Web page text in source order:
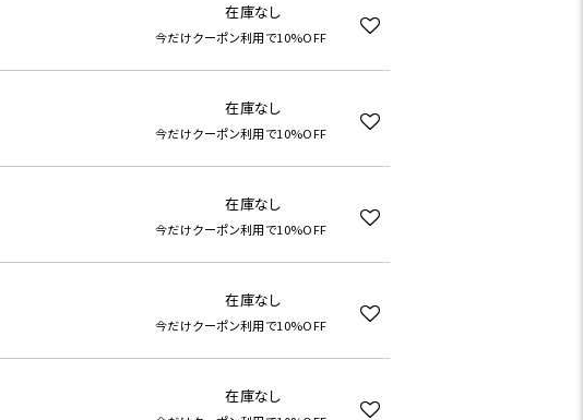
在庫なし
今だけクーポン利用で10%OFF
在庫なし
今だけクーポン利用で10%OFF
在庫なし
今だけクーポン利用で10%OFF
在庫なし
今だけクーポン利用で10%OFF
在庫なし